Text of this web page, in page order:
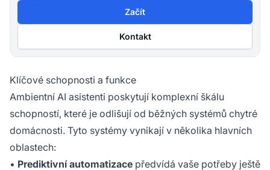
Začít
Kontakt
Klíčové schopnosti a funkce
Ambientní AI asistenti poskytují komplexní škálu
schopností, které je odlišují od běžných systémů chytré
domácnosti. Tyto systémy vynikají v několika hlavních
oblastech:
• Prediktivní automatizace předvídá vaše potřeby ještě